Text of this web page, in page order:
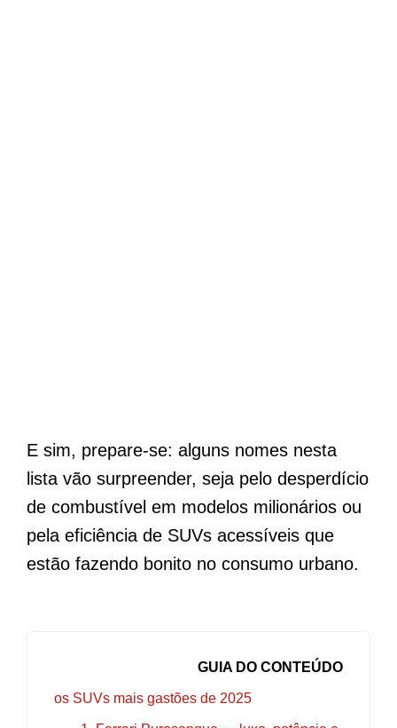
E sim, prepare-se: alguns nomes nesta
lista vão surpreender, seja pelo desperdício
de combustível em modelos milionários ou
pela eficiência de SUVs acessíveis que
estão fazendo bonito no consumo urbano.
GUIA DO CONTEÚDO
os SUVs mais gastões de 2025